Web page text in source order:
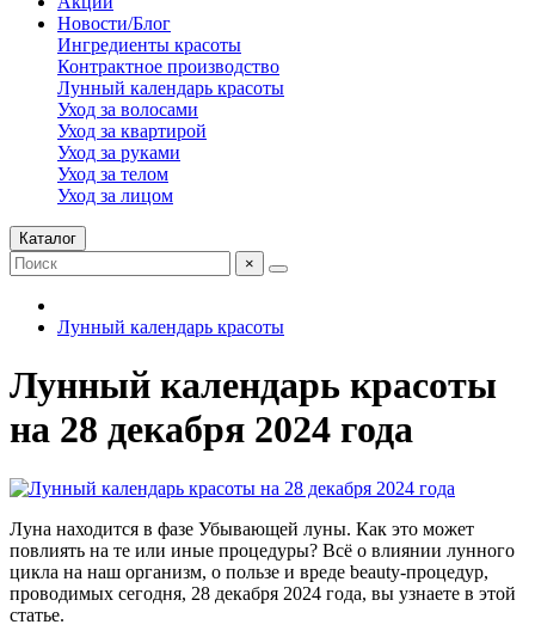
Новости/Блог
Ингредиенты красоты
Контрактное производство
Лунный календарь красоты
Уход за волосами
Уход за квартирой
Уход за руками
Уход за телом
Уход за лицом
Каталог
×
Лунный календарь красоты
Лунный календарь красоты
на 28 декабря 2024 года
Луна находится в фазе Убывающей луны. Как это может
повлиять на те или иные процедуры? Всё о влиянии лунного
цикла на наш организм, о пользе и вреде beauty-процедур,
проводимых сегодня, 28 декабря 2024 года, вы узнаете в этой
статье.